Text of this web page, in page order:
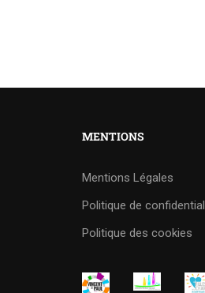
MENTIONS
Mentions Légales
Politique de
Politique des cookies